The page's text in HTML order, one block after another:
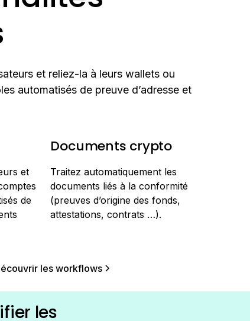
et reliez-la à leurs wallets ou
automatisés de preuve d’adresse et
et
de
Documents crypto
Traitez automatiquement les
documents liés à la conformité
(preuves d’origine des fonds,
attestations, contrats …).
les workflows
les